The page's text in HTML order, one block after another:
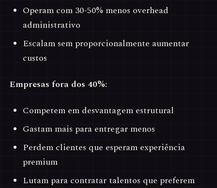
Operam com 30-50% menos overhead
administrativo
Escalam sem proporcionalmente aumentar
custos
Empresas fora dos 40%:
Competem em desvantagem estrutural
Gastam mais para entregar menos
Perdem clientes que esperam experiência
premium
Lutam para contratar talentos que preferem